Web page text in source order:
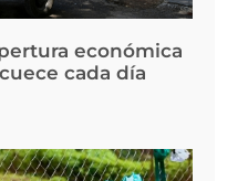
económica
cada día